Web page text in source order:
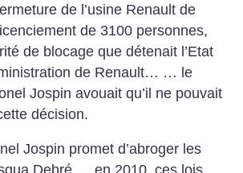
de l’usine Renault de
de 3100 personnes,
de blocage que détenait l’Etat
de Renault… … le
Jospin avouait qu’il ne pouvait
décision.
Jospin promet d’abroger les